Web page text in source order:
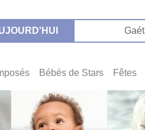
Bébés de Stars Fêtes